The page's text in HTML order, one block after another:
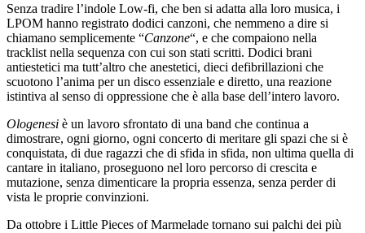
Senza tradire l’indole Low-fi, che ben si adatta alla loro musica, i
LPOM hanno registrato dodici canzoni, che nemmeno a dire si
chiamano semplicemente “Canzone“, e che compaiono nella
tracklist nella sequenza con cui son stati scritti. Dodici brani
antiestetici ma tutt’altro che anestetici, dieci defibrillazioni che
scuotono l’anima per un disco essenziale e diretto, una reazione
istintiva al senso di oppressione che è alla base dell’intero lavoro.
Ologenesi è un lavoro sfrontato di una band che continua a
dimostrare, ogni giorno, ogni concerto di meritare gli spazi che si è
conquistata, di due ragazzi che di sfida in sfida, non ultima quella di
cantare in italiano, proseguono nel loro percorso di crescita e
mutazione, senza dimenticare la propria essenza, senza perder di
vista le proprie convinzioni.
Da ottobre i Little Pieces of Marmelade tornano sui palchi dei più